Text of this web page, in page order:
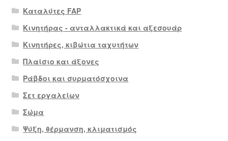
Καταλύτες FAP
Κινητήρας - ανταλλακτικά και αξεσουάρ
Κινητήρες, κιβώτια ταχυτήτων
Πλαίσιο και άξονες
Ράβδοι και συρματόσχοινα
Σετ εργαλείων
Σώμα
Ψύξη, θέρμανση, κλιματισμός